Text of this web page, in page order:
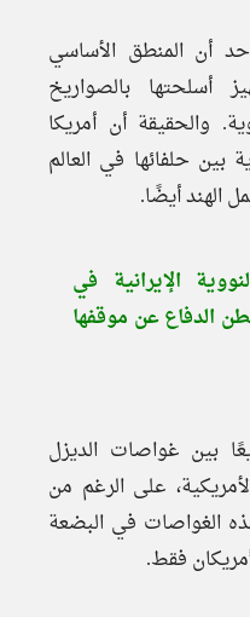
أن المنطق الأساسي
أسلحتها بالصواريخ
والحقيقة أن أمريكا
بين حلفائها في العالم
الهند أيضًا.
الإيرانية في
الدفاع عن موقفها
بين غواصات الديزل
على الرغم من
الغواصات في البضعة
فقط.